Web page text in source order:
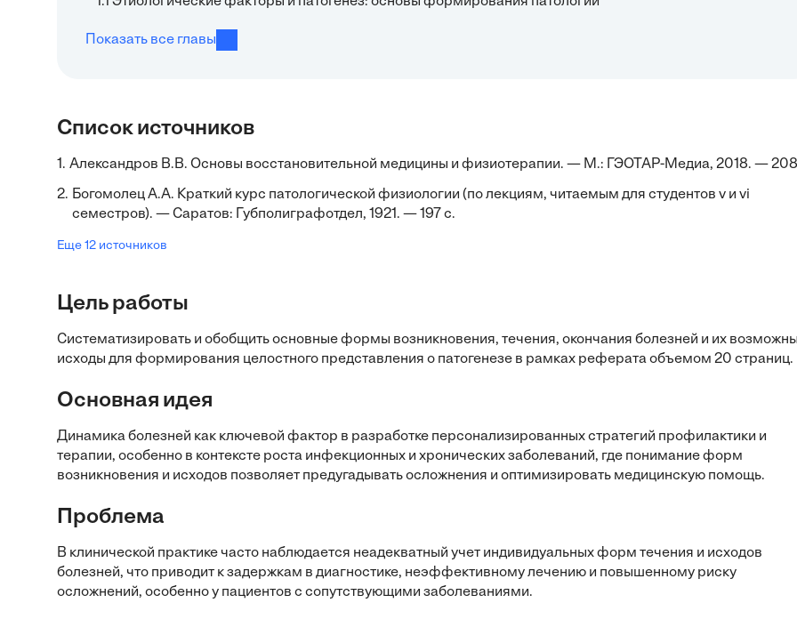
Показать все главы
Список источников
1. Александров В.В. Основы восстановительной медицины и физиотерапии. — М.: ГЭОТАР-Медиа, 2018. —
2. Богомолец А.А. Краткий курс патологической физиологии (по лекциям, читаемым для студентов v и vi
семестров). — Саратов: Губполиграфотдел, 1921. — 197 с.
Еще 12 источников
Цель работы
Систематизировать и обобщить основные формы возникновения, течения, окончания болезней и их
исходы для формирования целостного представления о патогенезе в рамках реферата объемом 20 страниц.
Основная идея
Динамика болезней как ключевой фактор в разработке персонализированных стратегий профилактики и
терапии, особенно в контексте роста инфекционных и хронических заболеваний, где понимание форм
возникновения и исходов позволяет предугадывать осложнения и оптимизировать медицинскую помощь.
Проблема
В клинической практике часто наблюдается неадекватный учет индивидуальных форм течения и исходов
болезней, что приводит к задержкам в диагностике, неэффективному лечению и повышенному риску
осложнений, особенно у пациентов с сопутствующими заболеваниями.